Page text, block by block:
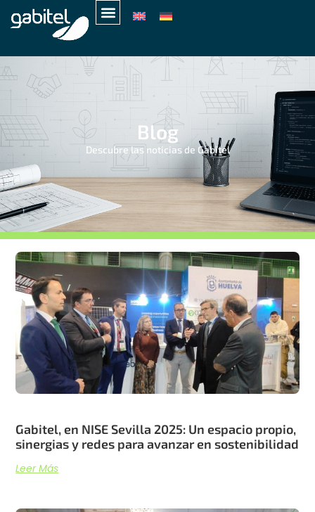
Blog
Descubre las noticias de Gabitel
Gabitel, en NISE Sevilla 2025: Un espacio propio,
sinergias y redes para avanzar en sostenibilidad
Leer Más